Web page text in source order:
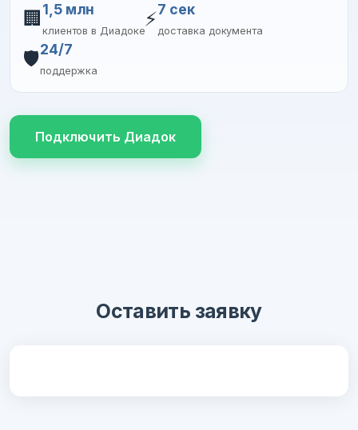
🏢 1,5 млн
клиентов в Диадоке
⚡7 сек
доставка документа
🛡️24/7
поддержка
Подключить Диадок
Оставить заявку